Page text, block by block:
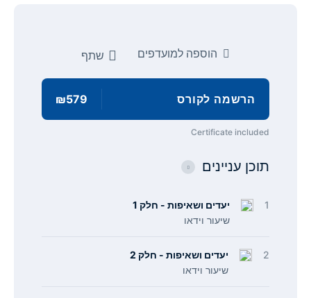
הוספה למועדפים שתף
הרשמה לקורס ₪579
Certificate included
תוכן עניינים
1
יעדים ושאיפות - חלק 1
שיעור וידאו
2
יעדים ושאיפות - חלק 2
שיעור וידאו